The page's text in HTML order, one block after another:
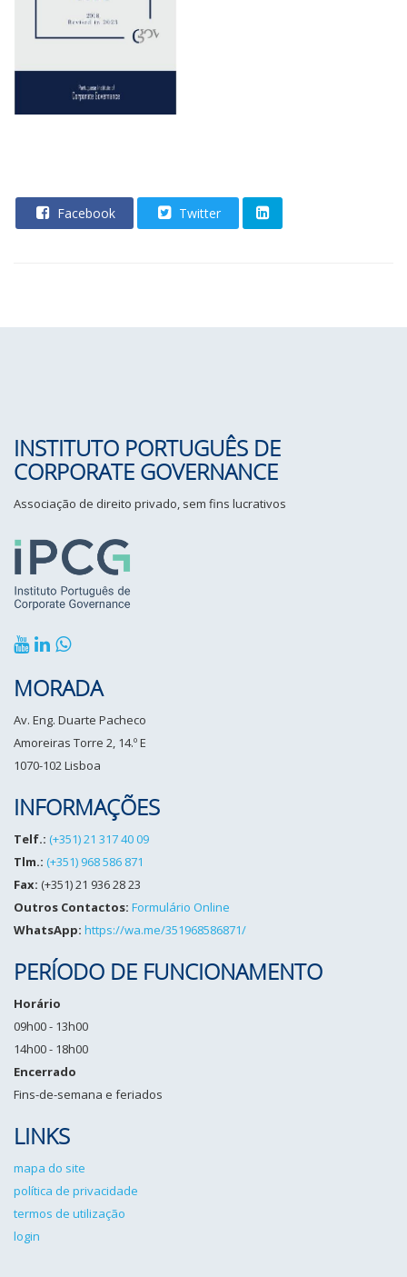
Facebook Twitter
INSTITUTO PORTUGUÊS DE
CORPORATE GOVERNANCE
Associação de direito privado, sem fins lucrativos
MORADA
Av. Eng. Duarte Pacheco
Amoreiras Torre 2, 14.º E
1070-102 Lisboa
INFORMAÇÕES
Telf.: (+351) 21 317 40 09
Tlm.: (+351) 968 586 871
Fax: (+351) 21 936 28 23
Outros Contactos: Formulário Online
WhatsApp: https://wa.me/351968586871/
PERÍODO DE FUNCIONAMENTO
Horário
09h00 - 13h00
14h00 - 18h00
Encerrado
Fins-de-semana e feriados
LINKS
mapa do site
política de privacidade
termos de utilização
login